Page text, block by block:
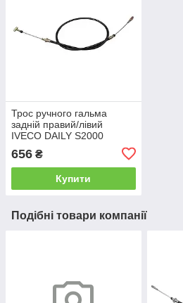
Трос ручного гальма
задній правий/лівий
IVECO DAILY S2000
(500322988) Iveco Motors
656 ₴
Купити
Подібні товари компанії